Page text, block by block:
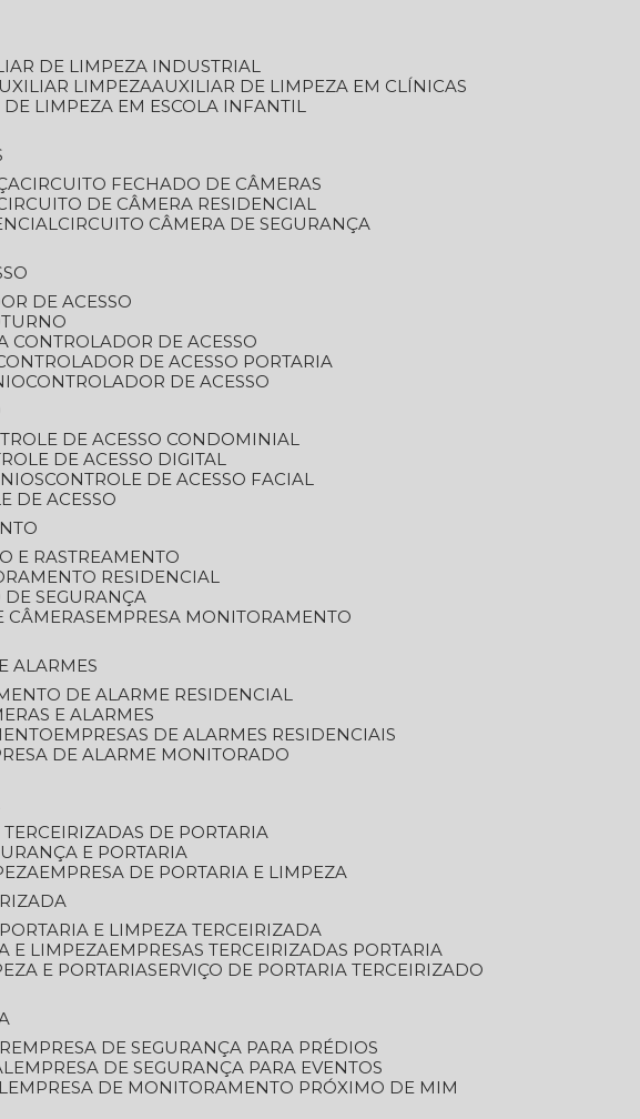
DE LIMPEZA INDUSTRIAL
AUXILIAR LIMPEZA
AUXILIAR DE LIMPEZA EM CLÍNICAS
DE LIMPEZA EM ESCOLA INFANTIL
CIRCUITO FECHADO DE CÂMERAS
CIRCUITO DE CÂMERA RESIDENCIAL
CIRCUITO CÂMERA DE SEGURANÇA
DE ACESSO
CONTROLADOR DE ACESSO
CONTROLADOR DE ACESSO PORTARIA
CONTROLADOR DE ACESSO
DE ACESSO CONDOMINIAL
DE ACESSO DIGITAL
CONTROLE DE ACESSO FACIAL
DE ACESSO
E RASTREAMENTO
RESIDENCIAL
DE SEGURANÇA
CÂMERAS
EMPRESA MONITORAMENTO
ALARMES
DE ALARME RESIDENCIAL
E ALARMES
EMPRESAS DE ALARMES RESIDENCIAIS
DE ALARME MONITORADO
TERCEIRIZADAS DE PORTARIA
E PORTARIA
EMPRESA DE PORTARIA E LIMPEZA
PORTARIA E LIMPEZA TERCEIRIZADA
E LIMPEZA
EMPRESAS TERCEIRIZADAS PORTARIA
E PORTARIA SERVIÇO DE PORTARIA TERCEIRIZADO
EMPRESA DE SEGURANÇA PARA PRÉDIOS
EMPRESA DE SEGURANÇA PARA EVENTOS
EMPRESA DE MONITORAMENTO PRÓXIMO DE MIM